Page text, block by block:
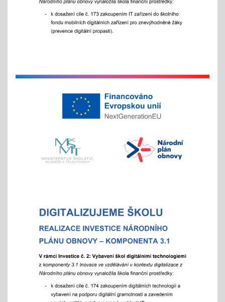
celoškolní slavnostní akce
25. 11. 2025
na jaře si potom vyberou žáci 2. st. odměnu/
volný vstup s programem
4x - od 11. do 20. 11.
aneb "Kam na střední?"
pedagogy a školním parlamentem
- od 16 hod.
Adaptační týden - tradiční
01.09.2025
- celoškoní akce 1.- 5. 9./ aktivity pro zlepšení
komunikace a sociálního klima